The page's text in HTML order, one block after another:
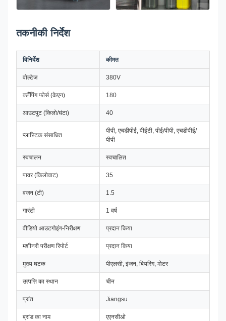
तकनीकी निर्देश
विनिर्देश कीमत
वोल्टेज 380V
क्लैंपिंग फोर्स (केएन) 180
आउटपुट (किलो/घंटा) 40
प्लास्टिक संसाधित
पीपी, एचडीपीई, पीईटी, पीई/पीपी, एचडीपीई/
पीपी
स्वचालन स्वचालित
पावर (किलोवाट) 35
वजन (टी) 1.5
गारंटी 1 वर्ष
वीडियो आउटगोइंग-निरीक्षण प्रदान किया
मशीनरी परीक्षण रिपोर्ट प्रदान किया
मुख्य घटक पीएलसी, इंजन, बियरिंग, मोटर
उत्पत्ति का स्थान चीन
प्रांत Jiangsu
ब्रांड का नाम एएनसीओ